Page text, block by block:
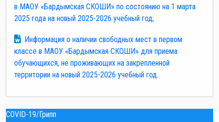
в МАОУ «Бардымская СКОШИ» по состоянию на 1 марта
2025 года на новый 2025-2026 учебный год;
Информация о наличии свободных мест в первом
классе в МАОУ «Бардымская СКОШИ» для приема
обучающихся, не проживающих на закрепленной
территории на новый 2025-2026 учебный год.
COVID-19/Грипп